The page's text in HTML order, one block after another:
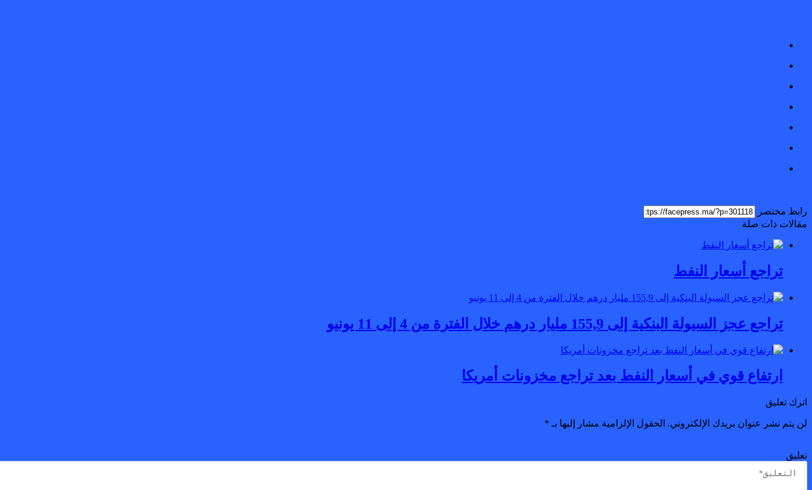
رابط مختصر
مقالات ذات صلة
تراجع أسعار النفط
تراجع عجز السيولة البنكية إلى 155,9 مليار درهم خلال الفترة من 4 إلى 11 يونيو
ارتفاع قوي في أسعار النفط بعد تراجع مخزونات أمريكا
اترك تعليق
لن يتم نشر عنوان بريدك الإلكتروني. الحقول الإلزامية مشار إليها بـ *
تعليق